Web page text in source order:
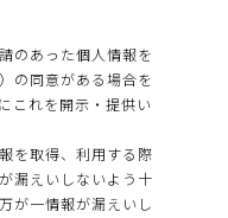
のあった個人情報を
の同意がある場合を
これを開示・提供い
を取得、利用する際
漏えいしないよう十
が一情報が漏えいし